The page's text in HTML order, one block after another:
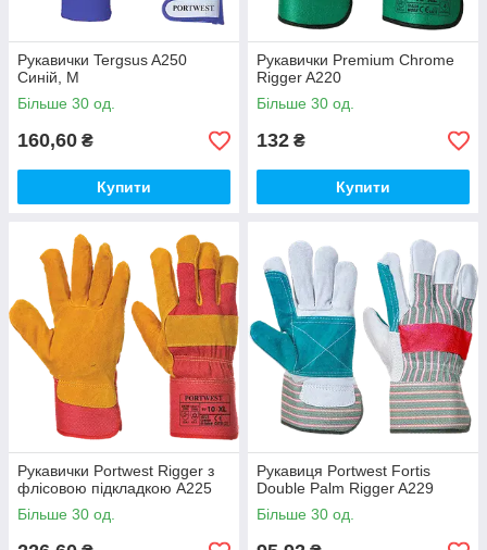
Рукавички Tergsus A250
Синій, M
Більше 30 од.
160,60 ₴
Купити
Рукавички Premium Chrome
Rigger A220
Більше 30 од.
132 ₴
Купити
Рукавички Portwest Rigger з
флісовою підкладкою A225
Більше 30 од.
Рукавиця Portwest Fortis
Double Palm Rigger A229
Більше 30 од.